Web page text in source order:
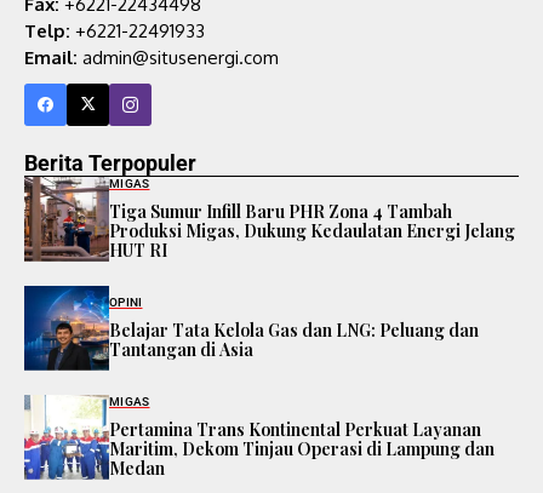
Telp: +6221-22491933
Email: admin@situsenergi.com
Berita Terpopuler
MIGAS
Tiga Sumur Infill Baru PHR Zona 4 Tambah
Produksi Migas, Dukung Kedaulatan Energi Jelang
HUT RI
OPINI
Belajar Tata Kelola Gas dan LNG: Peluang dan
Tantangan di Asia
MIGAS
Pertamina Trans Kontinental Perkuat Layanan
Maritim, Dekom Tinjau Operasi di Lampung dan
Medan